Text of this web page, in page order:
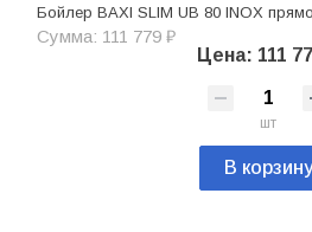
Бойлер BAXI SLIM UB 80 INOX
Сумма: 111 779 ₽
Цена: 111
шт
В корзину